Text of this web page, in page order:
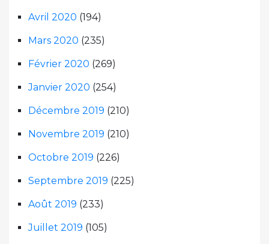
Avril 2020 (194)
Mars 2020 (235)
Février 2020 (269)
Janvier 2020 (254)
Décembre 2019 (210)
Novembre 2019 (210)
Octobre 2019 (226)
Septembre 2019 (225)
Août 2019 (233)
Juillet 2019 (105)